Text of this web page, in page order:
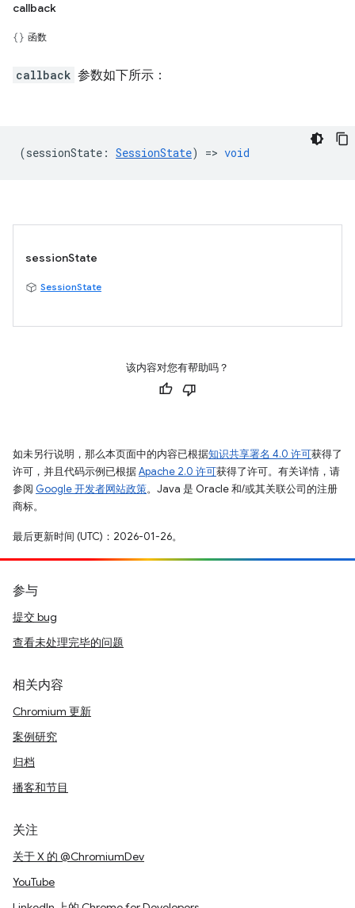
callback
函数
callback 参数如下所示：
(sessionState : SessionState) => void
sessionState
SessionState
该内容对您有帮助吗？
如未另行说明，那么本页面中的内容已根据知识共享署名 4.0 许可获得了
许可，并且代码示例已根据Apache 2.0 许可获得了许可。有关详情，请
参阅 Google 开发者网站政策。Java 是 Oracle 和/或其关联公司的注册
商标。
最后更新时间 (UTC)：2026-01-26。
参与
提交 bug
查看未处理完毕的问题
相关内容
Chromium 更新
案例研究
归档
播客和节目
关注
关于 X 的 @ChromiumDev
YouTube